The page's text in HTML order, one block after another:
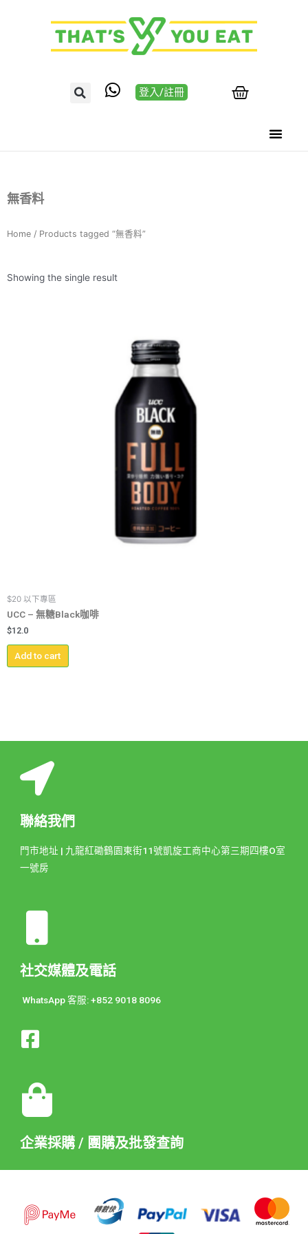
登入/註冊
無香料
Home / Products tagged “無香料”
Showing the single result
$20 以下專區
UCC – 無糖Black咖啡
$12.0
Add to cart
聯絡我們
門市地址 | 九龍紅磡鶴園東街11號凱旋工商中心第三期四樓O室
一號房
社交媒體及電話
WhatsApp 客服: +852 9018 8096
企業採購 / 團購及批發查詢